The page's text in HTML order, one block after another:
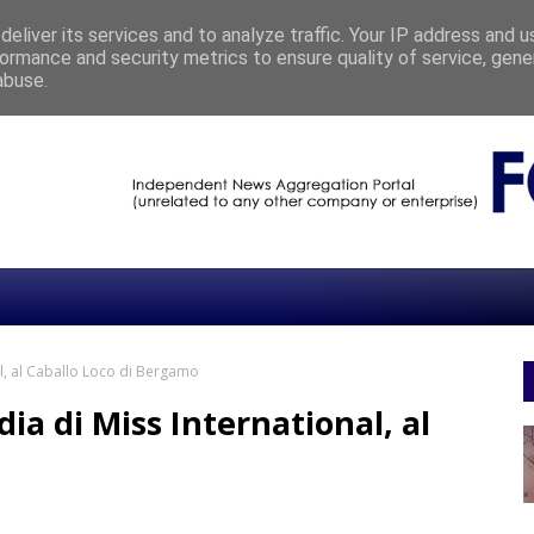
IL PROGETTO DI SFERA INFORMATICA CHRONICLE
RACCONTA L’ITALIA CHE VIVE TRA ACQUA E TERRA
al Caballo Loco di Bergamo
di Miss International, al
its services and to analyze traffic. Your IP address and
and security metrics to ensure quality of service,